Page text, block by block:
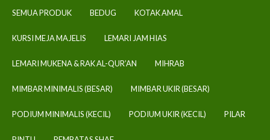
SEMUA PRODUK BEDUG KOTAK AMAL
KURSI MEJA MAJELIS LEMARI JAM HIAS
LEMARI MUKENA & RAK AL-QUR’AN MIHRAB
MIMBAR MINIMALIS (BESAR) MIMBAR UKIR (BESAR)
PODIUM MINIMALIS (KECIL) PODIUM UKIR (KECIL) PILAR